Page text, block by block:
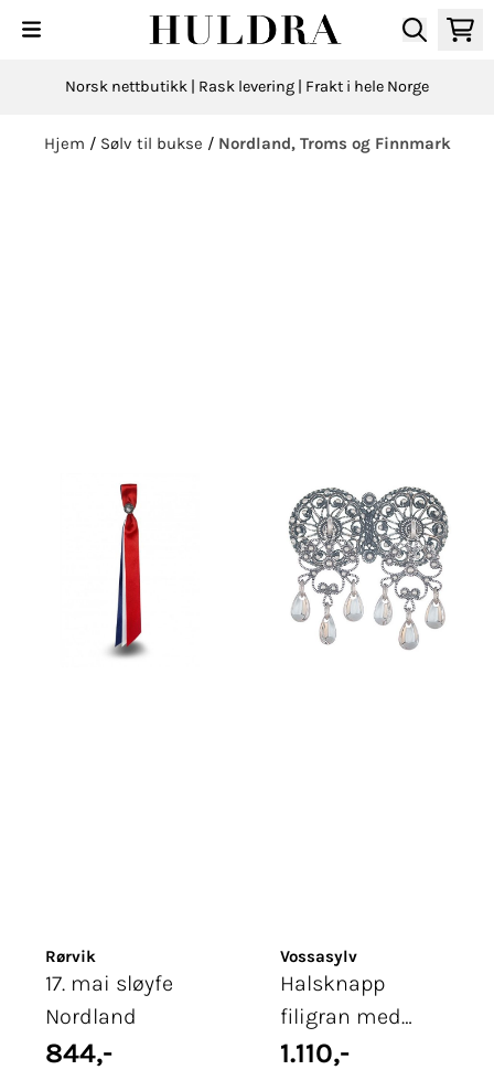
Hopp til innhold
Norsk nettbutikk | Rask levering | Frakt i hele Norge
Hjem / Sølv til bukse / Nordland, Troms og Finnmark
Rørvik
17. mai sløyfe
Nordland
844,-
Vossasylv
Halsknapp
filigran med
heng, oksidert
1.110,-